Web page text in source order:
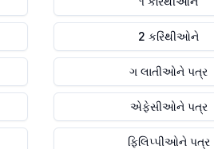
2 કરિંથીઓને
ગ લાતીઓને પત્ર
એફેસીઓને પત્ર
ફિલિપ્પીઓને પત્ર